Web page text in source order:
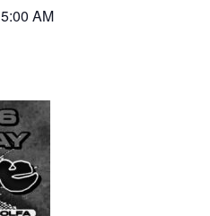
5:00 AM